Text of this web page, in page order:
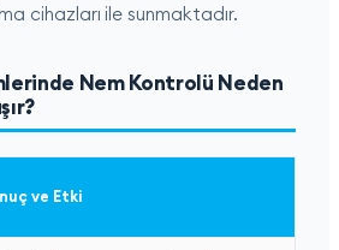
cihazları ile sunmaktadır.
Nem Kontrolü Neden
ve Etki